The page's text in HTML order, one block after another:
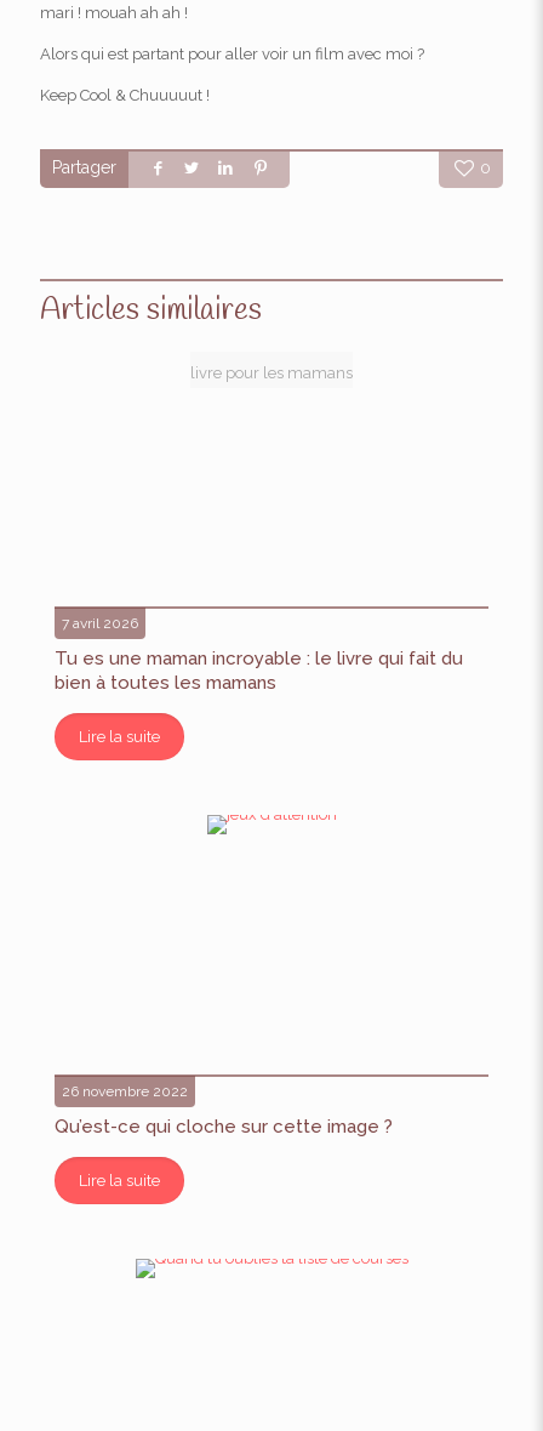
mari ! mouah ah ah !
Alors qui est partant pour aller voir un film avec moi ?
Keep Cool & Chuuuuut !
Partager 0
Articles similaires
livre pour les mamans
7 avril 2026
Tu es une maman incroyable : le livre qui fait du
bien à toutes les mamans
Lire la suite
26 novembre 2022
Qu’est-ce qui cloche sur cette image ?
Lire la suite